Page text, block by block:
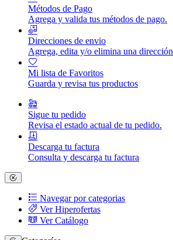
Métodos de Pago
Agrega y valida tus métodos de pago.
Direcciones de envio
Agrega, edita y/o elimina una dirección
Mi lista de Favoritos
Guarda y revisa tus productos
Sigue tu pedido
Revisa el estado actual de tu pedido.
Descarga tu factura
Consulta y descarga tu factura
Navegar por categorias
Ver Hiperofertas
Ver Catálogo